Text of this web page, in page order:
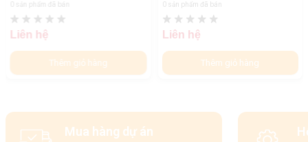
0 sản phẩm đã bán
Liên hệ
Thêm giỏ hàng
0 sản phẩm đã bán
Liên hệ
Thêm giỏ hàng
Mua hàng dự án